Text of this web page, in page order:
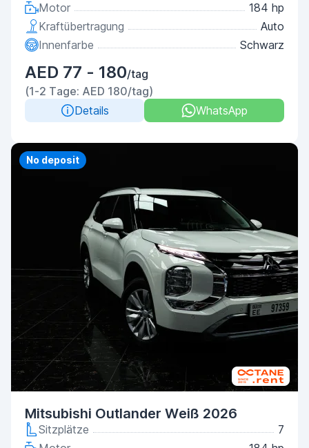
Motor
184 hp
Kraftübertragung
Auto
Innenfarbe
Schwarz
AED 77 - 180/tag
(1-2 Tage: AED 180/tag)
Details
WhatsApp
No deposit
Mitsubishi Outlander Weiß 2026
Sitzplätze
7